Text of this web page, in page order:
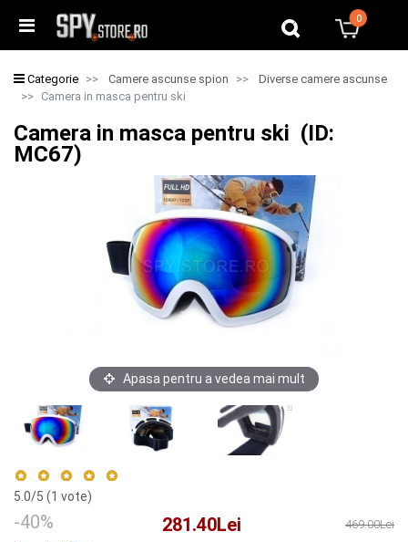
0
Categorie Camere ascunse spion
Diverse camere ascunse
Camera in masca pentru ski
Camera in masca pentru ski (ID:
MC67)
Apasa pentru a vedea mai mult
5.0/5 (1 vote)
-40% 281.40Lei 469.00Lei